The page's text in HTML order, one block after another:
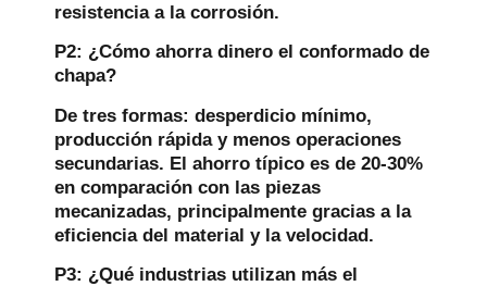
resistencia a la corrosión.
P2: ¿Cómo ahorra dinero el conformado de
chapa?
De tres formas: desperdicio mínimo,
producción rápida y menos operaciones
secundarias. El ahorro típico es de 20-30%
en comparación con las piezas
mecanizadas, principalmente gracias a la
eficiencia del material y la velocidad.
P3: ¿Qué industrias utilizan más el